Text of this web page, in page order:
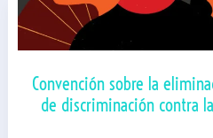
Convención sobre la
de discriminación contra la